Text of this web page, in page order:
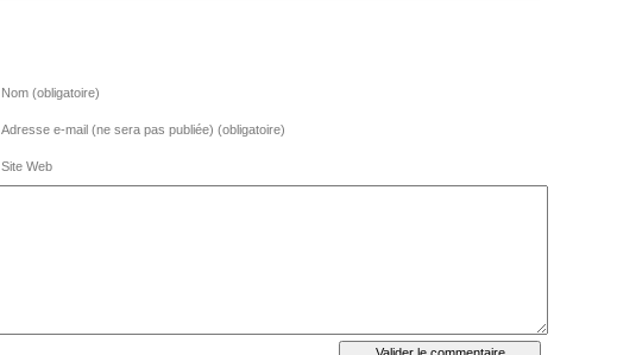
Nom (obligatoire)
Adresse e-mail (ne sera pas publiée) (obligatoire)
Site Web